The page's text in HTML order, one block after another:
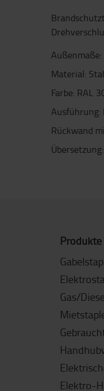
Material:
Farbe: RAL
Ausführung:
Rückwand
Übersetzung:
Produkte
Gas/
Elektro-